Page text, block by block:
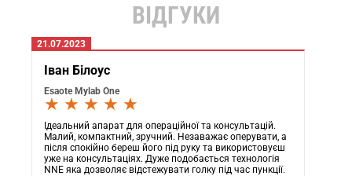
ВІДГУКИ
21.07.2023
Іван Білоус
Esaote Mylab One
★ ★ ★ ★ ★
Ідеальний апарат для операційної та консультацій.
Малий, компактний, зручний. Незаважає оперувати, а
після спокійно береш його під руку та використовуєш
уже на консультаціях. Дуже подобається технологія
NNE яка дозволяє відстежувати голку під час пункції.